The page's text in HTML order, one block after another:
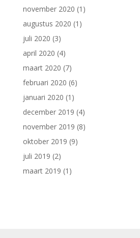
november 2020 (1)
augustus 2020 (1)
juli 2020 (3)
april 2020 (4)
maart 2020 (7)
februari 2020 (6)
januari 2020 (1)
december 2019 (4)
november 2019 (8)
oktober 2019 (9)
juli 2019 (2)
maart 2019 (1)